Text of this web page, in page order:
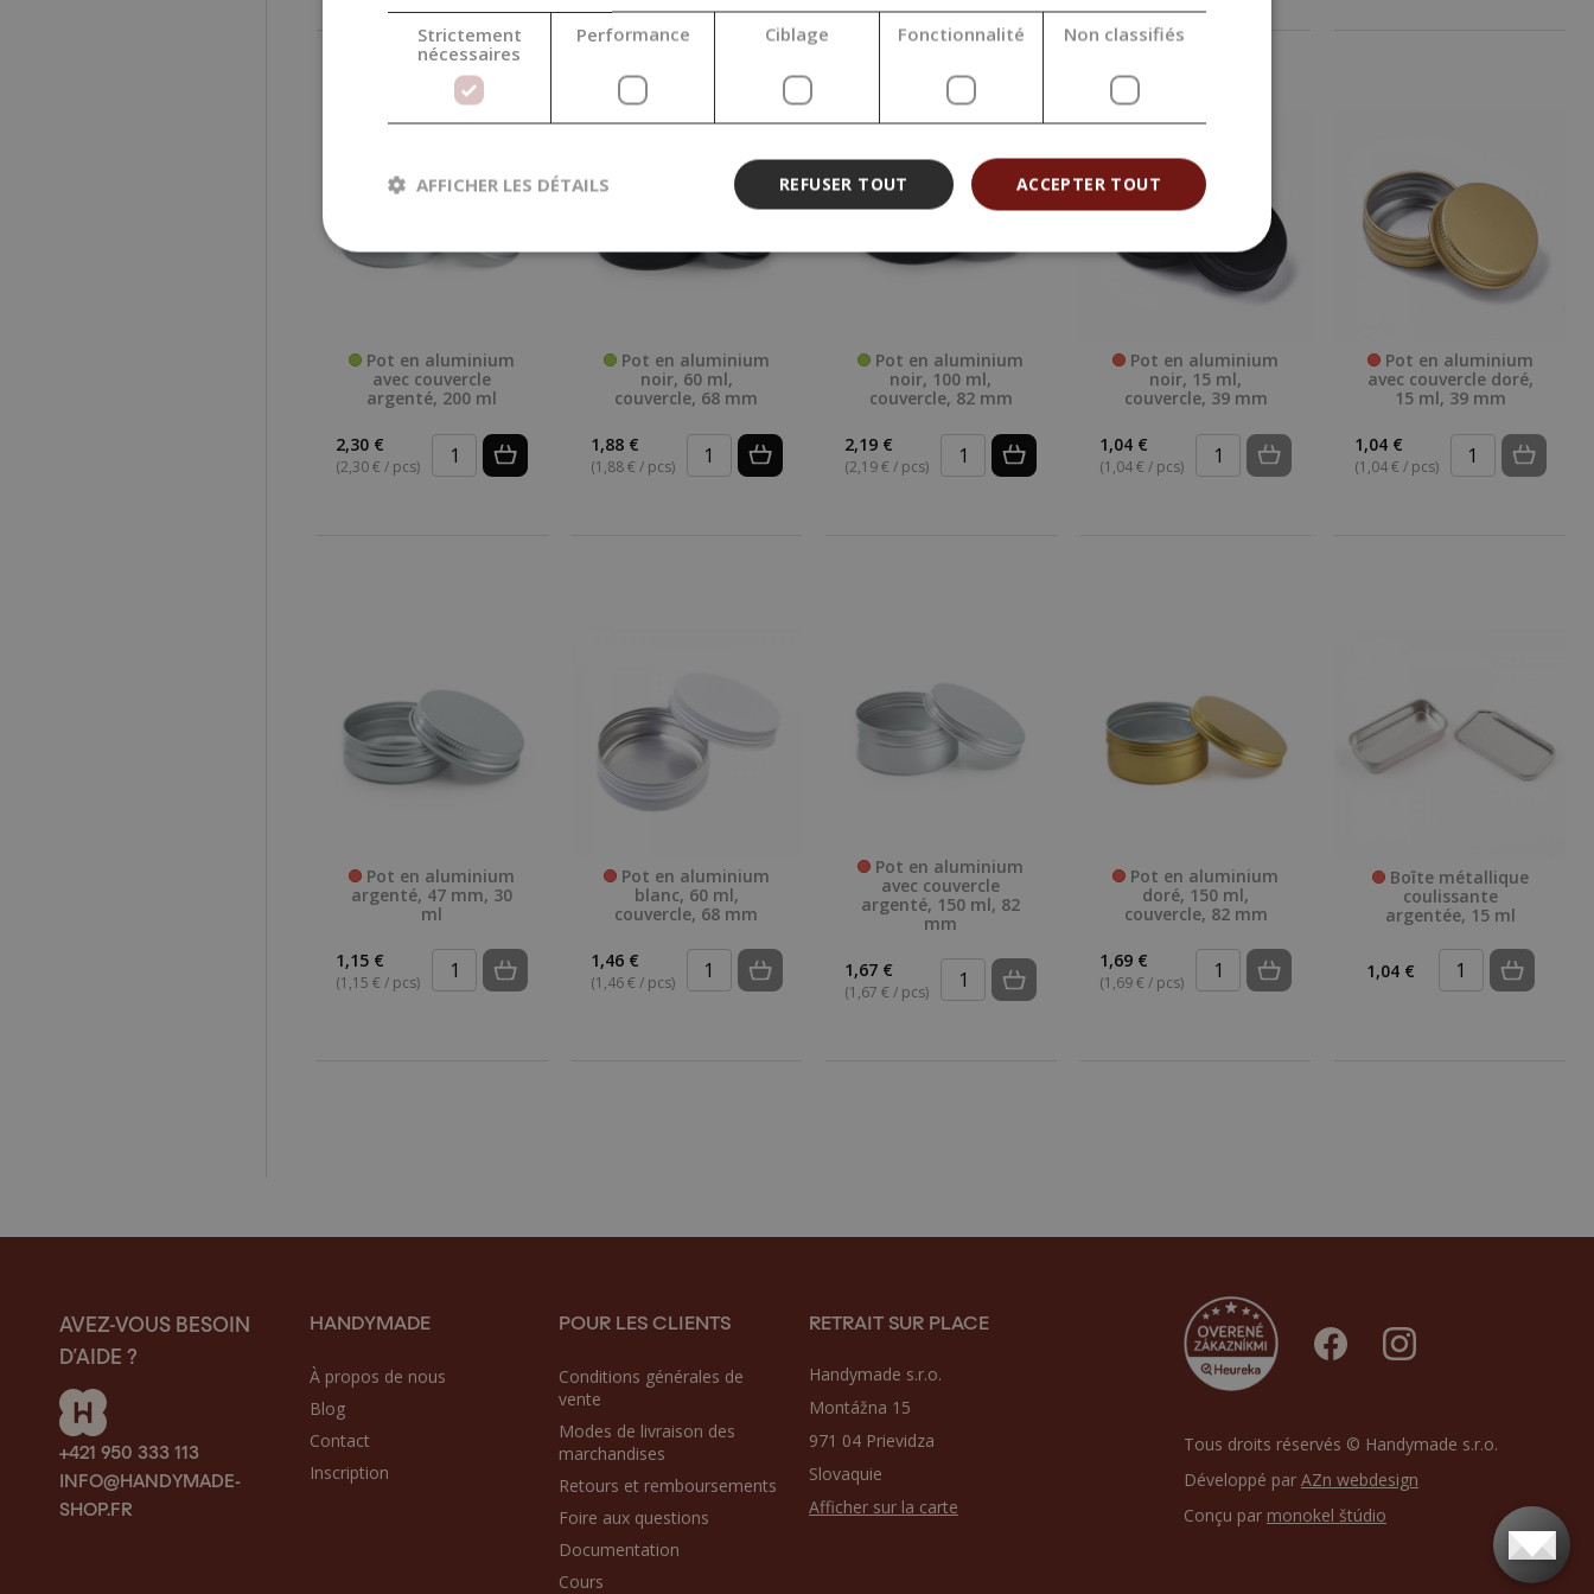
Pot en aluminium
avec couvercle
argenté, 200 ml
2,30 €
(2,30 € / pcs)
Pot en aluminium
noir, 60 ml,
couvercle, 68 mm
1,88 €
(1,88 € / pcs)
Pot en aluminium
noir, 100 ml,
couvercle, 82 mm
2,19 €
(2,19 € / pcs)
Pot en aluminium
noir, 15 ml,
couvercle, 39 mm
1,04 €
(1,04 € / pcs)
Pot en aluminium
avec couvercle doré,
15 ml, 39 mm
1,04 €
(1,04 € / pcs)
Pot en aluminium
argenté, 47 mm, 30
ml
1,15 €
(1,15 € / pcs)
Pot en aluminium
blanc, 60 ml,
couvercle, 68 mm
1,46 €
(1,46 € / pcs)
Pot en aluminium
avec couvercle
argenté, 150 ml, 82
mm
1,67 €
(1,67 € / pcs)
Pot en aluminium
doré, 150 ml,
couvercle, 82 mm
1,69 €
(1,69 € / pcs)
Boîte métallique
coulissante
argentée, 15 ml
1,04 €
AVEZ-VOUS BESOIN
D’AIDE ?
+421 950 333 113
INFO@HANDYMADE-
SHOP.FR
HANDYMADE
À propos de nous
Blog
Contact
Inscription
POUR LES CLIENTS
Conditions générales de
vente
Modes de livraison des
marchandises
Retours et remboursements
Foire aux questions
Documentation
Cours
RETRAIT SUR PLACE
Handymade s.r.o.
Montážna 15
971 04 Prievidza
Slovaquie
Afficher sur la carte
Tous droits réservés © Handymade s.r.o.
Développé par AZn webdesign
Conçu par monokel štúdio
Strictement
nécessaires
Performance Ciblage Fonctionnalité Non classifiés
ACCEPTER TOUT
REFUSER TOUT
AFFICHER LES DÉTAILS